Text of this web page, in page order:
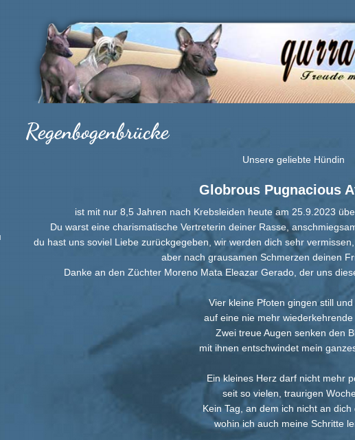
Regenbogenbrücke
Unsere geliebte Hündin
Globrous Pugnacious
ist mit nur 8,5 Jahren nach Krebsleiden heute am 25.9.2023
Du warst eine charismatische Vertreterin deiner Rasse,
du hast uns soviel Liebe zurückgegeben, wir werden dich sehr
aber nach grausamen Schmerzen deinen
Danke an den Züchter Moreno Mata Eleazar Gerado, der uns
Vier kleine Pfoten gingen still und
auf eine nie mehr wiederkehrende
Zwei treue Augen senken den
mit ihnen entschwindet mein
Ein kleines Herz darf nicht mehr
seit so vielen, traurigen
Kein Tag, an dem ich nicht an dich
wohin ich auch meine Schritte